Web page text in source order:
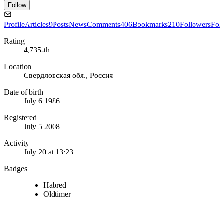
Follow
ProfileArticles9PostsNewsComments406Bookmarks210Followers
Rating
4,735-th
Location
Свердловская обл., Россия
Date of birth
July 6 1986
Registered
July 5 2008
Activity
July 20 at 13:23
Badges
Habred
Oldtimer